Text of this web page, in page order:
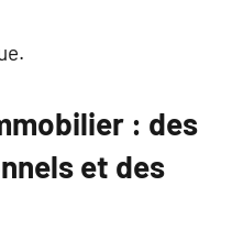
: des
et des